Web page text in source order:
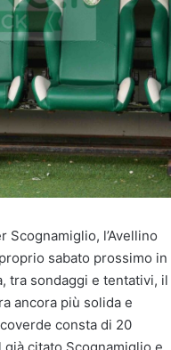
l’Avellino
sabato prossimo in
tra sondaggi e tentativi, il
ancora più solida e
consta di 20